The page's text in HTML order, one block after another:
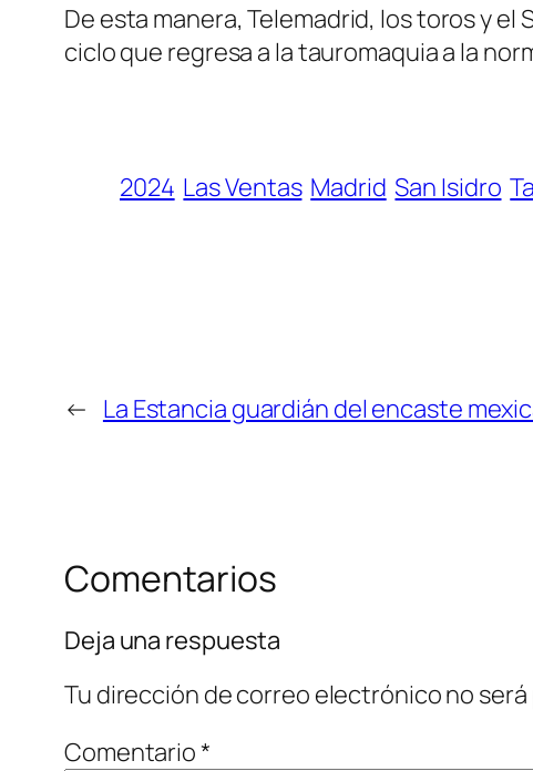
De esta manera, Telemadrid, los toros y
ciclo que regresa a la tauromaquia a la
2024 Las Ventas Madrid San Isidro
← La Estancia guardián del encaste
Comentarios
Deja una respuesta
Tu dirección de correo electrónico no
Comentario*